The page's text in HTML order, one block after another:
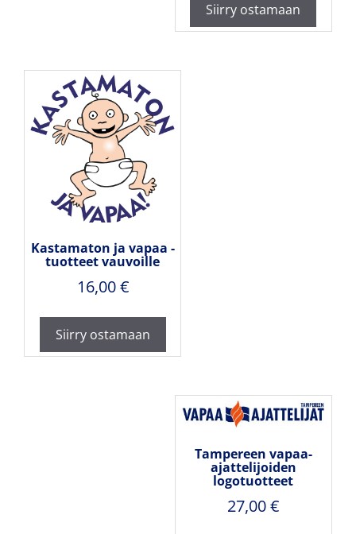
Siirry ostamaan
Kastamaton ja vapaa -
tuotteet vauvoille
16,00€
Siirry ostamaan
Tampereen vapaa-
ajattelijoiden
logotuotteet
27,00€